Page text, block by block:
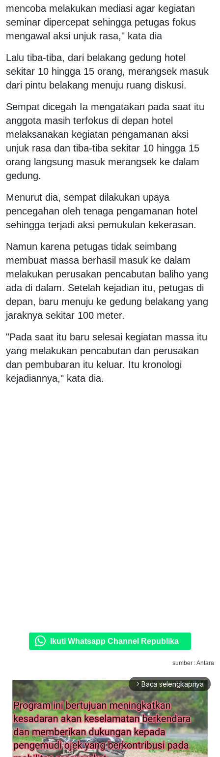
mencoba melakukan mediasi agar kegiatan
seminar dipercepat sehingga petugas fokus
mengawal aksi unjuk rasa," kata dia
Lalu tiba-tiba, dari belakang gedung hotel
sekitar 10 hingga 15 orang, merangsek masuk
dari pintu belakang menuju ruang diskusi.
Sempat dicegah Ia mengatakan pada saat itu
anggota masih terfokus di depan hotel
melaksanakan kegiatan pengamanan aksi
unjuk rasa dan tiba-tiba sekitar 10 hingga 15
orang langsung masuk merangsek ke dalam
gedung.
Menurut dia, sempat dilakukan upaya
pencegahan oleh tenaga pengamanan hotel
sehingga terjadi aksi pemukulan kekerasan.
Namun karena petugas tidak seimbang
membuat massa berhasil masuk ke dalam
melakukan perusakan pencabutan baliho yang
ada di dalam. Setelah kejadian itu, petugas di
depan, baru menuju ke gedung belakang yang
jaraknya sekitar 100 meter.
"Pada saat itu baru selesai kegiatan massa itu
yang melakukan pencabutan dan perusakan
dan pembubaran itu keluar. Itu kronologi
kejadiannya," kata dia.
Ikuti Whatsapp Channel Republika
sumber : Antara
arrow_forward_ios Baca selengkapnya